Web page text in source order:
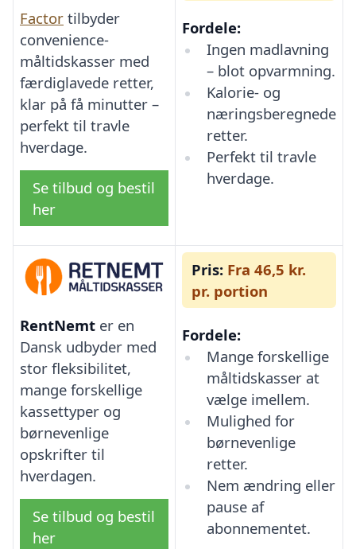
Factor tilbyder
convenience-
måltidskasser med
færdiglavede retter,
klar på få minutter –
perfekt til travle
hverdage.
Se tilbud og bestil
her
Fordele:
Ingen madlavning
– blot opvarmning.
Kalorie- og
næringsberegnede
retter.
Perfekt til travle
hverdage.
RentNemt er en
Dansk udbyder med
stor fleksibilitet,
mange forskellige
kassettyper og
børnevenlige
opskrifter til
hverdagen.
Se tilbud og bestil
her
Pris: Fra 46,5 kr.
pr. portion
Fordele:
Mange forskellige
måltidskasser at
vælge imellem.
Mulighed for
børnevenlige
retter.
Nem ændring eller
pause af
abonnementet.